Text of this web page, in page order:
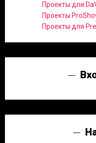
Проекты для
Проекты
Проекты для